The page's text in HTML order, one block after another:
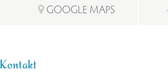
GOOGLE MAPS
Kontakt